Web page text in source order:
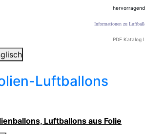
Informationen zu
PDF Katalog
Luftballons
Luftballons aus Folie